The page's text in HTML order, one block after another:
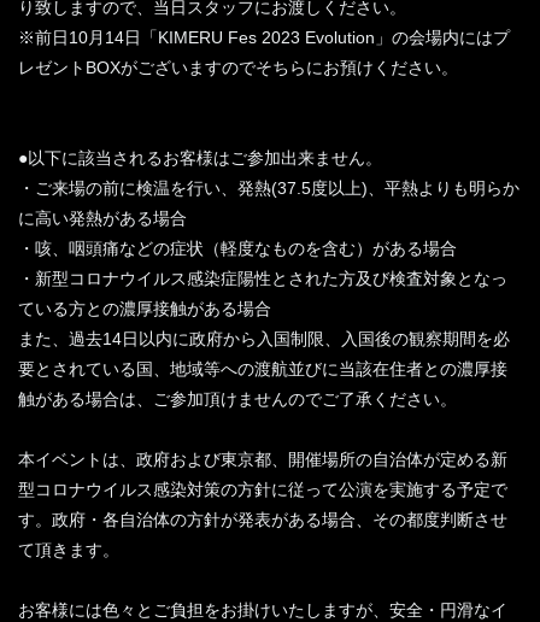
り致しますので、当日スタッフにお渡しください。
※前日10月14日「KIMERU Fes 2023 Evolution」の会場内にはプ
レゼントBOXがございますのでそちらにお預けください。
●以下に該当されるお客様はご参加出来ません。
・ご来場の前に検温を行い、発熱(37.5度以上)、平熱よりも明らか
に高い発熱がある場合
・咳、咽頭痛などの症状（軽度なものを含む）がある場合
・新型コロナウイルス感染症陽性とされた方及び検査対象となっ
ている方との濃厚接触がある場合
また、過去14日以内に政府から入国制限、入国後の観察期間を必
要とされている国、地域等への渡航並びに当該在住者との濃厚接
触がある場合は、ご参加頂けませんのでご了承ください。
本イベントは、政府および東京都、開催場所の自治体が定める新
型コロナウイルス感染対策の方針に従って公演を実施する予定で
す。政府・各自治体の方針が発表がある場合、その都度判断させ
て頂きます。
お客様には色々とご負担をお掛けいたしますが、安全・円滑なイ